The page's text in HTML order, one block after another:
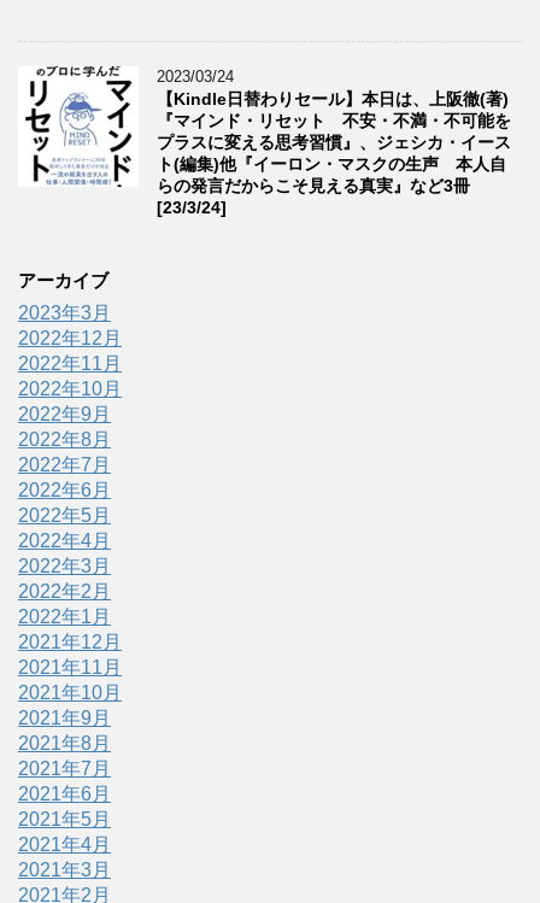
2023/03/24
【Kindle日替わりセール】本日は、上阪徹(著)
『マインド・リセット 不安・不満・不可能を
プラスに変える思考習慣』、ジェシカ・イース
ト(編集)他『イーロン・マスクの生声 本人自
らの発言だからこそ見える真実』など3冊
[23/3/24]
アーカイブ
2023年3月
2022年12月
2022年11月
2022年10月
2022年9月
2022年8月
2022年7月
2022年6月
2022年5月
2022年4月
2022年3月
2022年2月
2022年1月
2021年12月
2021年11月
2021年10月
2021年9月
2021年8月
2021年7月
2021年6月
2021年5月
2021年4月
2021年3月
2021年2月